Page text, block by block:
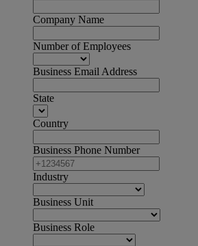
Company Name
Number of Employees
Business Email Address
State
Country
Business Phone Number
Industry
Business Unit
Business Role